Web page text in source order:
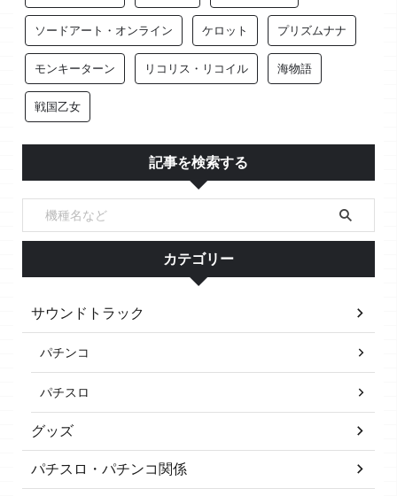
ソードアート・オンライン ケロット プリズムナナ
モンキーターン リコリス・リコイル 海物語
戦国乙女
記事を検索する
カテゴリー
サウンドトラック
パチンコ
パチスロ
グッズ
パチスロ・パチンコ関係